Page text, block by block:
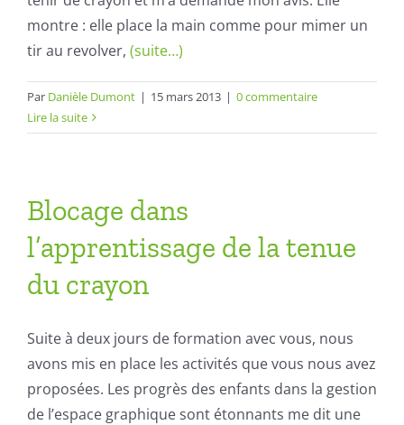
montre : elle place la main comme pour mimer un
tir au revolver, (suite…)
Par Danièle Dumont | 15 mars 2013 | 0 commentaire
Lire la suite
Blocage dans
l’apprentissage de la tenue
du crayon
Suite à deux jours de formation avec vous, nous
avons mis en place les activités que vous nous avez
proposées. Les progrès des enfants dans la gestion
de l’espace graphique sont étonnants me dit une